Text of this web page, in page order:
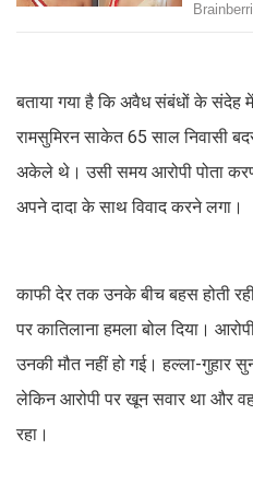
बताया गया है कि अवैध संबंधों के संदेह
रामसुमिरन साकेत 65 साल निवासी
अकेले थे। उसी समय आरोपी पोता
अपने दादा के साथ विवाद करने लगा।
काफी देर तक उनके बीच बहस होती
पर कातिलाना हमला बोल दिया।
उनकी मौत नहीं हो गई। हल्ला-गुहार
लेकिन आरोपी पर खून सवार था और
रहा।